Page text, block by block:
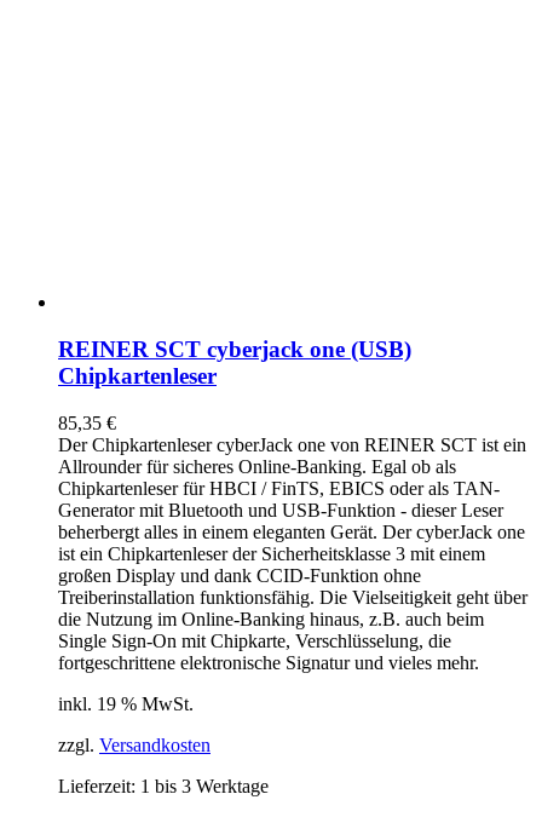
REINER SCT cyberjack one (USB)
Chipkartenleser
85,35 €
Der Chipkartenleser cyberJack one von REINER SCT ist ein
Allrounder für sicheres Online-Banking. Egal ob als
Chipkartenleser für HBCI / FinTS, EBICS oder als TAN-
Generator mit Bluetooth und USB-Funktion - dieser Leser
beherbergt alles in einem eleganten Gerät. Der cyberJack one
ist ein Chipkartenleser der Sicherheitsklasse 3 mit einem
großen Display und dank CCID-Funktion ohne
Treiberinstallation funktionsfähig. Die Vielseitigkeit geht über
die Nutzung im Online-Banking hinaus, z.B. auch beim
Single Sign-On mit Chipkarte, Verschlüsselung, die
fortgeschrittene elektronische Signatur und vieles mehr.
inkl. 19 % MwSt.
zzgl. Versandkosten
Lieferzeit: 1 bis 3 Werktage